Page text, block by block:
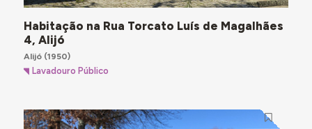
Habitação na Rua Torcato Luís de Magalhães
4, Alijó
Alijó(1950)
Lavadouro Público